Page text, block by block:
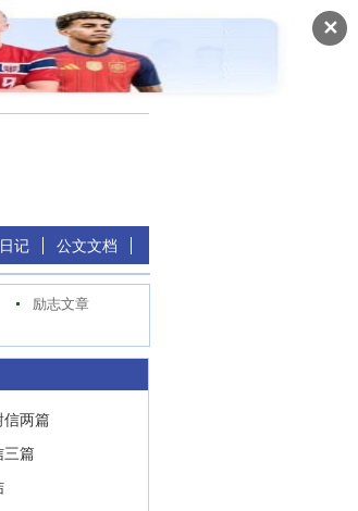
✕
记 公文文档
励志文章
信两篇
三篇